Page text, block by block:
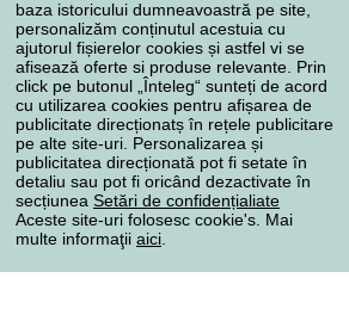
baza istoricului dumneavoastră pe site,
personalizăm conținutul acestuia cu
ajutorul fișierelor cookies și astfel vi se
afisează oferte si produse relevante. Prin
click pe butonul „Înteleg“ sunteți de acord
cu utilizarea cookies pentru afișarea de
publicitate direcționatș în rețele publicitare
pe alte site-uri. Personalizarea și
publicitatea direcționată pot fi setate în
detaliu sau pot fi oricând dezactivate în
secțiunea Setări de confidențialiate
Aceste site-uri folosesc cookie's. Mai
multe informaţii aici
Retragere de la contract
Regulile de procesare a recenziilor
Metode de transport
Metode de plată